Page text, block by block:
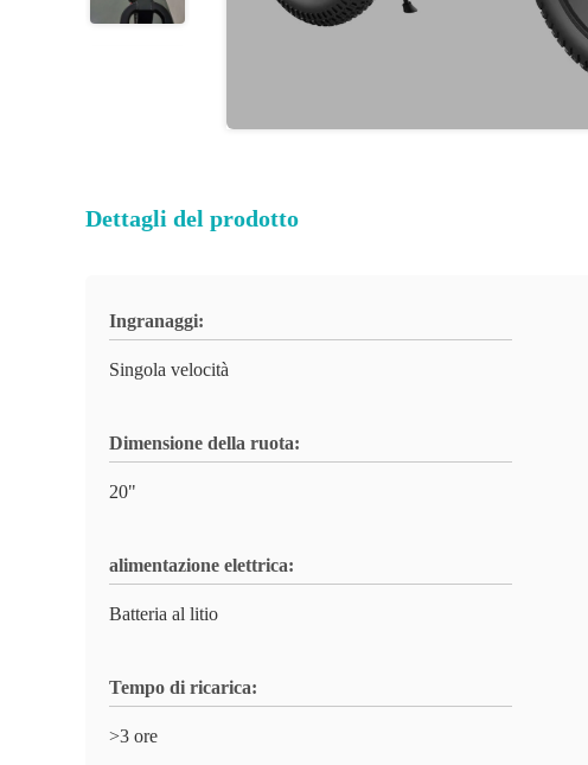
Dettagli del prodotto
Ingranaggi:
Singola velocità
Dimensione della ruota:
20"
alimentazione elettrica:
Batteria al litio
Tempo di ricarica:
>3 ore